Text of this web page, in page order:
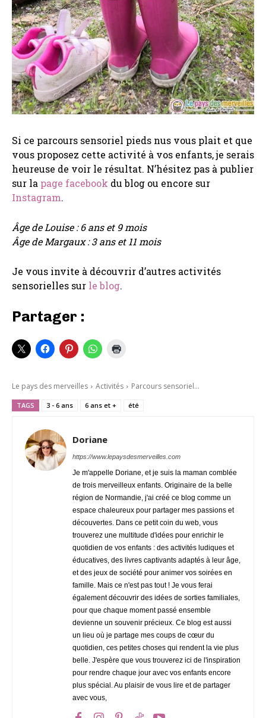
Si ce parcours sensoriel pieds nus vous plait et que
vous proposez cette activité à vos enfants, je serais
heureuse de voir le résultat. N’hésitez pas à publier
sur la page facebook du blog ou encore sur
Instagram.
Âge de Louise : 6 ans et 9 mois
Âge de Margaux : 3 ans et 11 mois
Je vous invite à découvrir d’autres activités
sensorielles sur le blog.
Partager :
Le pays des merveilles Activités Parcours sensoriel...
TAGS 3 - 6 ans 6 ans et + été
Doriane
https://www.lepaysdesmerveilles.com
Je m'appelle Doriane, et je suis la maman comblée
de trois merveilleux enfants. Originaire de la belle
région de Normandie, j'ai créé ce blog comme un
espace chaleureux pour partager mes passions et
découvertes. Dans ce petit coin du web, vous
trouverez une multitude d'idées pour enrichir le
quotidien de vos enfants : des activités ludiques et
éducatives, des livres captivants adaptés à leur âge,
et des jeux de société pour animer vos soirées en
famille. Mais ce n'est pas tout ! Je vous ferai
également découvrir des idées de sorties familiales,
pour que chaque moment passé ensemble
devienne un souvenir précieux. Ce blog est aussi
un lieu où je partage mes coups de cœur du
quotidien, ces petites choses qui rendent la vie plus
belle. J'espère que vous trouverez ici de l'inspiration
pour rendre chaque jour avec vos enfants encore
plus spécial. Au plaisir de vous lire et de partager
avec vous,